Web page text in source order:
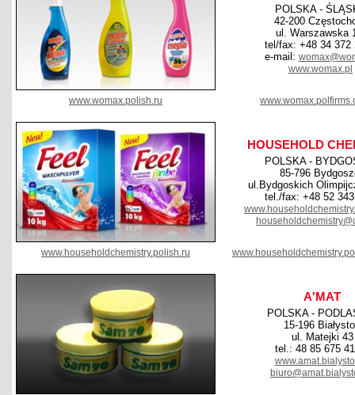
POLSKA -
42-200
ul. Warszawska
tel/fax: +48 34 372
e-mail:
www.womax.pl
www.womax.polish.ru
HOUSEHOLD
POLSKA -
85-796
ul.Bydgoskich
tel./fax: +48 52
www.householdchemistry.polish.ru
A'MAT
POLSKA -
15-196
ul. Matejki 43
tel.: 48 85 675